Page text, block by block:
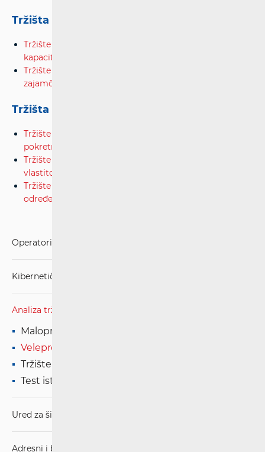
Tržišta iznajmljenih vodova
Tržište veleprodajnog zajamčenog
kapaciteta
Tržište veleprodajnih prijenosnih segmenata usluga
zajamčenog kapaciteta
Tržišta međupovezivanja u pokretnoj mreži
Tržište pristupa i započinjanja (originacije) poziva iz
pokretnih javnih komunikacijskih mreža
Tržište veleprodajnog završavanja glasovnih poziva u
vlastitoj mobilnoj mreži
Tržište završavanja (terminacije) SMS poruka u
određenu pokretnu javnu komunikacijsku mrežu
Operatori i usluge
Kibernetička sigurnost
Analiza tržišta
Maloprodajna tržišta
Veleprodajna tržišta
Tržište
Test istiskivanja marže
Ured za širokopojasnost (BCO)
Adresni i brojevni prostor